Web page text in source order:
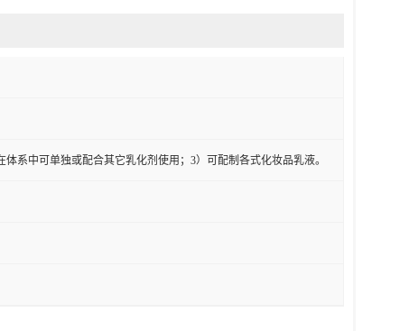
系中可单独或配合其它乳化剂使用；3）可配制各式化妆品乳液。